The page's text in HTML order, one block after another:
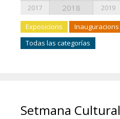
2017 2018 2019
Exposicions Inauguracions
Todas las categorías
Setmana Cultural